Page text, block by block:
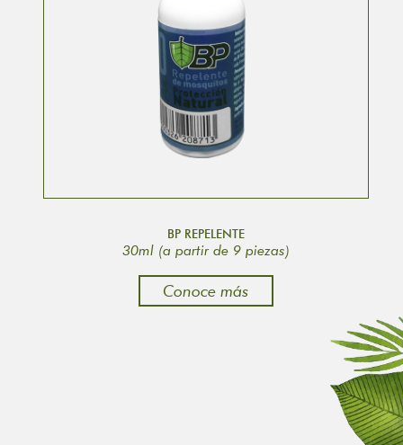
BP REPELENTE
30ml (a partir de 9 piezas)
Conoce más